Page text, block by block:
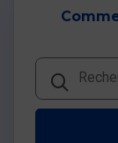
Rechercher